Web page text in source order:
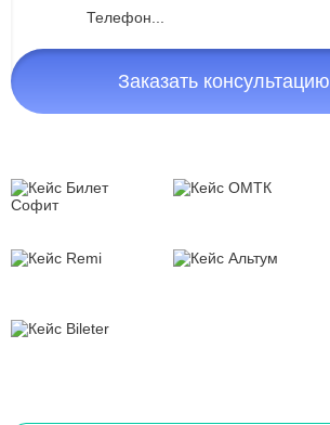
Заказать консультацию